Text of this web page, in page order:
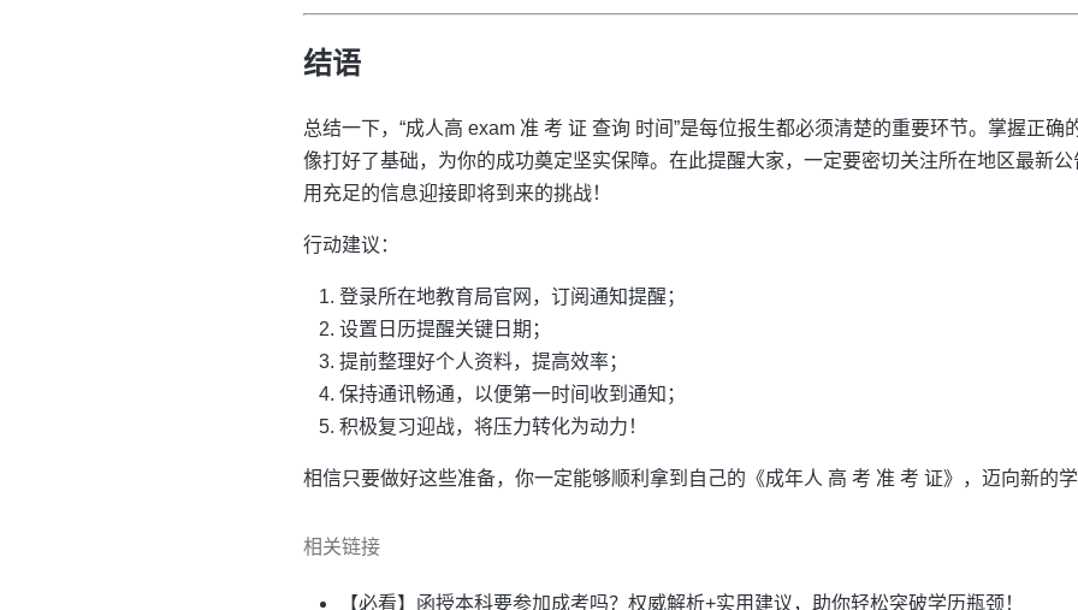
结语
总结一下，“成人高 exam 准 考 证 查询 时间”是每位报生都必须清楚的重要环节。掌握正确
像打好了基础，为你的成功奠定坚实保障。在此提醒大家，一定要密切关注所在地区最新
用充足的信息迎接即将到来的挑战！
行动建议：
登录所在地教育局官网，订阅通知提醒；
设置日历提醒关键日期；
提前整理好个人资料，提高效率；
保持通讯畅通，以便第一时间收到通知；
积极复习迎战，将压力转化为动力！
相信只要做好这些准备，你一定能够顺利拿到自己的《成年人 高 考 准 考 证》，迈向新的
相关链接
【必看】函授本科要参加成考吗？权威解析+实用建议，助你轻松突破学历瓶颈！